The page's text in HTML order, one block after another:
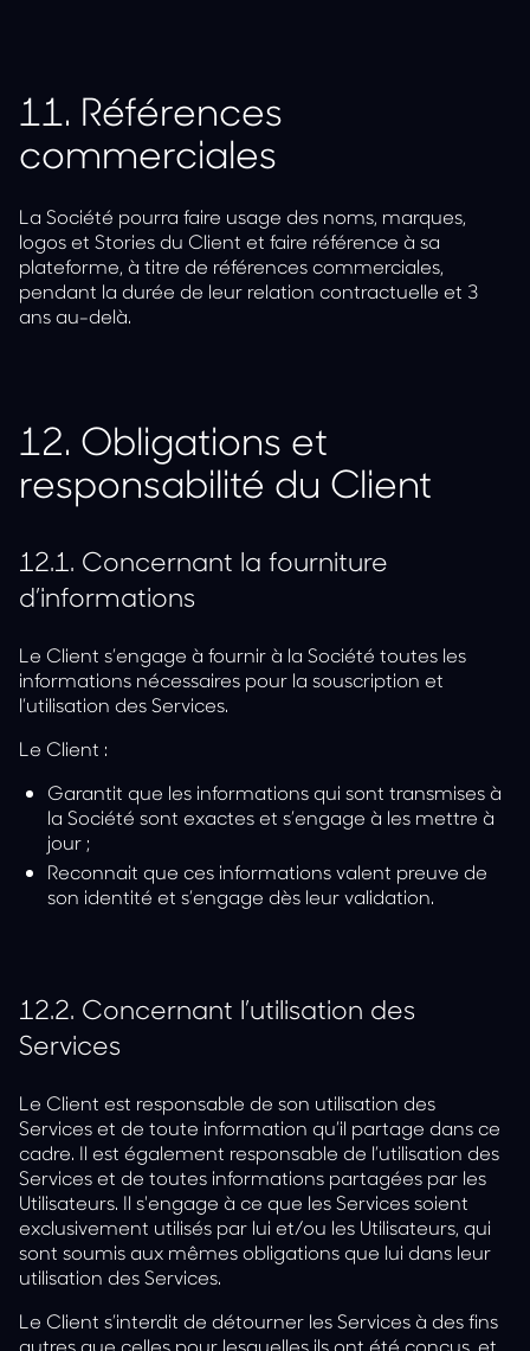
11. Références
commerciales
La Société pourra faire usage des noms, marques,
logos et Stories du Client et faire référence à sa
plateforme, à titre de références commerciales,
pendant la durée de leur relation contractuelle et 3
ans au-delà.
12. Obligations et
responsabilité du Client
12.1. Concernant la fourniture
d’informations
Le Client s’engage à fournir à la Société toutes les
informations nécessaires pour la souscription et
l’utilisation des Services.
Le Client :
Garantit que les informations qui sont transmises à
la Société sont exactes et s’engage à les mettre à
jour ;
Reconnait que ces informations valent preuve de
son identité et s’engage dès leur validation.
12.2. Concernant l’utilisation des
Services
Le Client est responsable de son utilisation des
Services et de toute information qu’il partage dans ce
cadre. Il est également responsable de l’utilisation des
Services et de toutes informations partagées par les
Utilisateurs. Il s'engage à ce que les Services soient
exclusivement utilisés par lui et/ou les Utilisateurs, qui
sont soumis aux mêmes obligations que lui dans leur
utilisation des Services.
Le Client s’interdit de détourner les Services à des fins
autres que celles pour lesquelles ils ont été conçus, et